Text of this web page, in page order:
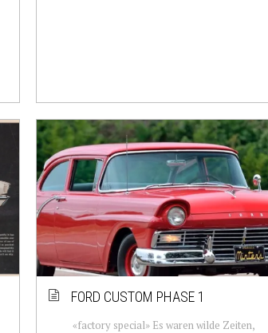
FORD CUSTOM PHASE 1
«factory special» Es waren wilde Zeiten,